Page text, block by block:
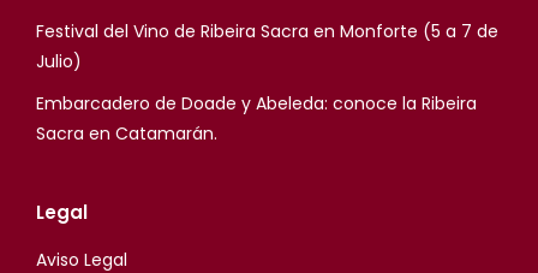
Festival del Vino de Ribeira Sacra en Monforte (5 a 7 de
Julio)
Embarcadero de Doade y Abeleda: conoce la Ribeira
Sacra en Catamarán.
Legal
Aviso Legal